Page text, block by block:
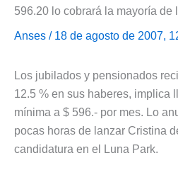
596.20 lo cobrará la mayoría
Anses / 18 de agosto de 2007,
Los jubilados y pensionados
12.5 % en sus haberes, implica
mínima a $ 596.- por mes. Lo
pocas horas de lanzar Cristina
candidatura en el Luna Park.